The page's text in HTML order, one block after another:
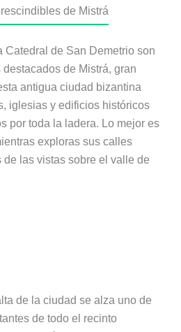
de Mistrá
Catedral de San Demetrio son
de Mistrá, gran
antigua ciudad bizantina
iglesias y edificios históricos
por toda la ladera. Lo mejor es
exploras sus calles
las vistas sobre el valle de
de la ciudad se alza uno de
de todo el recinto